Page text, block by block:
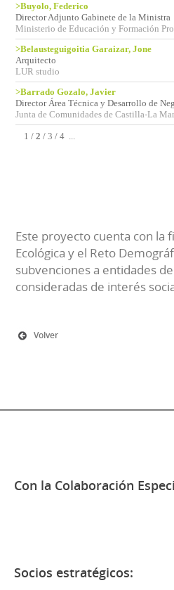
>Buyolo, Federico
Director Adjunto Gabinete de la Ministra
Ministerio de Educación y Formación
>Belausteguigoitia Garaizar, Jone
Arquitecto
LUR studio
>Barrado Gozalo, Javier
Director Área Técnica y Desarrollo de
Junta de Comunidades de Castilla-La
1 / 2 / 3 / 4 ...
Este proyecto cuenta con la
Ecológica y el Reto
subvenciones a entidades
consideradas de interés
Volver
Con la Colaboración
Socios estratégicos: